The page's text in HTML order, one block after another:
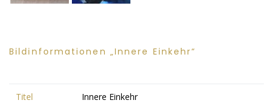
Bildinformationen „Innere Einkehr“
Titel Innere Einkehr